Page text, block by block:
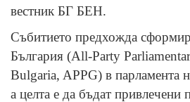
вестник БГ БЕН.
Събитието предхожда
България (All-Party
Bulgaria, APPG) в парламента
а целта е да бъдат привлечени